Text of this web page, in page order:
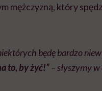
mężczyzną, który
będę bardzo
to, by żyć!”– słyszymy